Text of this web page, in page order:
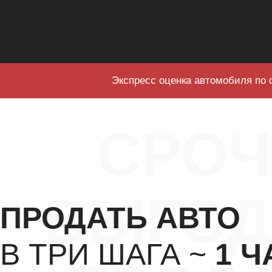
Экспресс оценка автомобиля
ПРОДАТЬ АВТО
В ТРИ ШАГА ~ 1